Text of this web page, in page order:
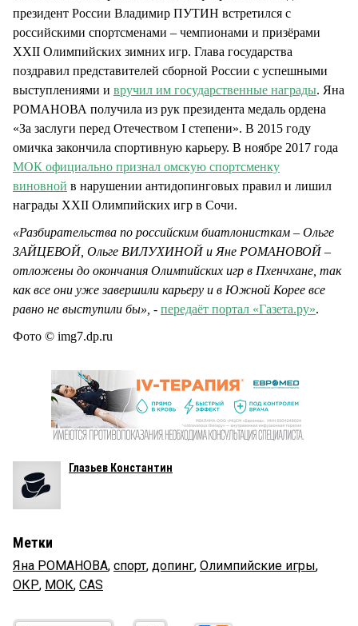
президент России Владимир ПУТИН встретился с
российскими спортсменами – чемпионами и призёрами
ХХII Олимпийских зимних игр. Глава государства
поздравил представителей сборной России с успешными
выступлениями и вручил им государственные награды. Яна
РОМАНОВА получила из рук президента медаль ордена
«За заслуги перед Отечеством I степени». В 2015 году
омичка закончила спортивную карьеру. В ноябре 2017 года
МОК официально признал омскую спортсменку
виновной в нарушении антидопинговых правил и лишил
награды ХХII Олимпийских игр в Сочи.
«Разбирательства по российским биатлонисткам – Ольге
ЗАЙЦЕВОЙ, Ольге ВИЛУХИНОЙ и Яне РОМАНОВОЙ –
отложены до окончания Олимпийских игр в Пхенчхане, так
как все они уже завершили карьеру и в Южной Корее все
равно не выступили бы», - передаёт портал «Газета.ру».
Фото © img7.dp.ru
Глазьев Константин
Метки
Яна РОМАНОВА, спорт, допинг, Олимпийские игры,
ОКР, МОК, CAS